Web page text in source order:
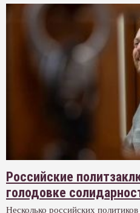
Российские
голодовке
Несколько российских